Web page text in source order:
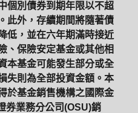
個別債券到期年限以不超
此外，存續期間將隨著債
低，並在六年期滿時接近
、保險安定基金或其他相
本基金可能發生部分或全
失則為全部投資金額。本
於基金銷售機構之國際金
券業務分公司(OSU)銷